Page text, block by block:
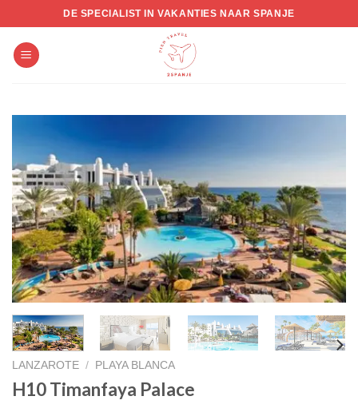
to
content
DE SPECIALIST IN VAKANTIES NAAR SPANJE
LANZAROTE / PLAYA BLANCA
H10 Timanfaya Palace